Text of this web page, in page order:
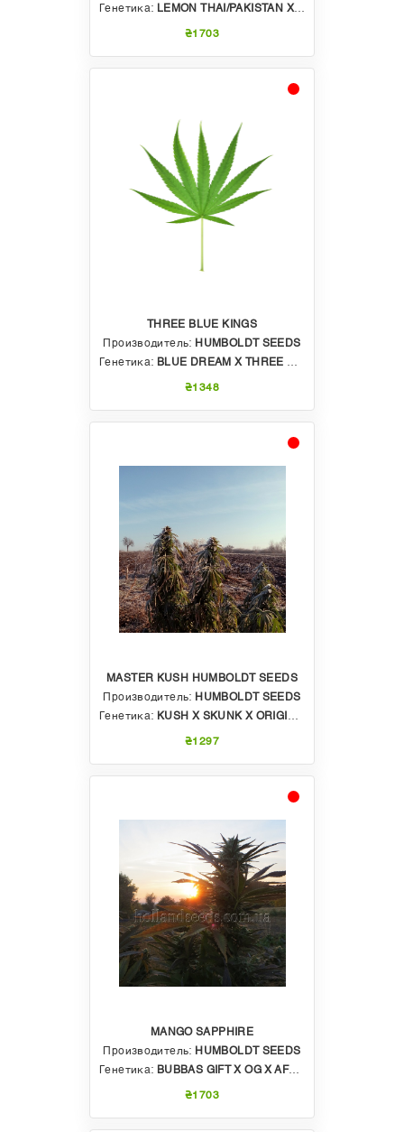
Генетика: LEMON THAI/PAKISTAN X CHEMDAWG
₴1703
THREE BLUE KINGS
Производитель: HUMBOLDT SEEDS
Генетика: BLUE DREAM X THREE KINGS
₴1348
MASTER KUSH HUMBOLDT SEEDS
Производитель: HUMBOLDT SEEDS
Генетика: KUSH X SKUNK X ORIGINAL OG
₴1297
MANGO SAPPHIRE
Производитель: HUMBOLDT SEEDS
Генетика: BUBBAS GIFT X OG X AFGHAN
₴1703